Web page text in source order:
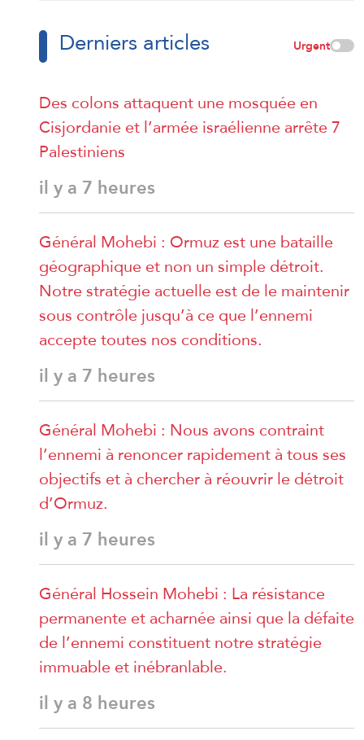
Derniers articles Urgent
Des colons attaquent une mosquée en
Cisjordanie et l’armée israélienne arrête 7
Palestiniens
il y a 7 heures
Général Mohebi : Ormuz est une bataille
géographique et non un simple détroit.
Notre stratégie actuelle est de le maintenir
sous contrôle jusqu’à ce que l’ennemi
accepte toutes nos conditions.
il y a 7 heures
Général Mohebi : Nous avons contraint
l’ennemi à renoncer rapidement à tous ses
objectifs et à chercher à réouvrir le détroit
d’Ormuz.
il y a 7 heures
Général Hossein Mohebi : La résistance
permanente et acharnée ainsi que la défaite
de l’ennemi constituent notre stratégie
immuable et inébranlable.
il y a 8 heures